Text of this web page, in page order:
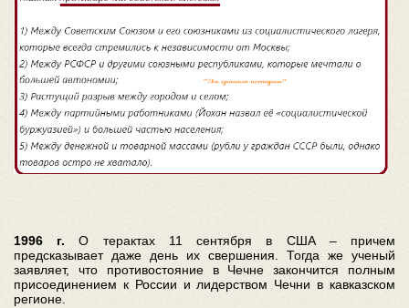
1996 г. О терактах 11 сентября в США – причем
предсказывает даже день их свершения. Тогда же ученый
заявляет, что противостояние в Чечне закончится полным
присоединением к России и лидерством Чечни в кавказском
регионе.